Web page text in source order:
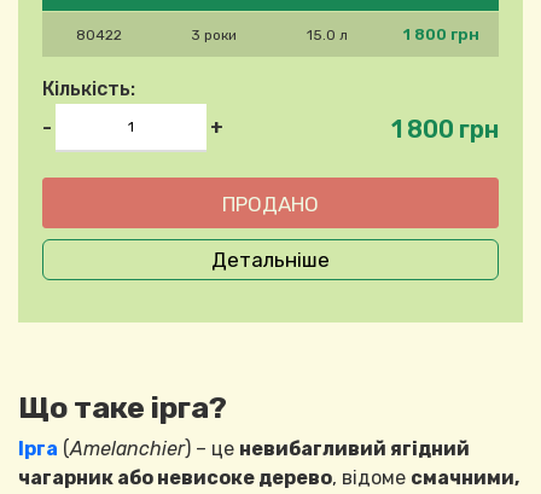
80422 3 роки 15.0 л 1 800 грн
Кількість:
-
+ 1 800 грн
Детальніше
Що таке ірга?
Ірга (Amelanchier) – це невибагливий ягідний
чагарник або невисоке дерево, відоме смачними,